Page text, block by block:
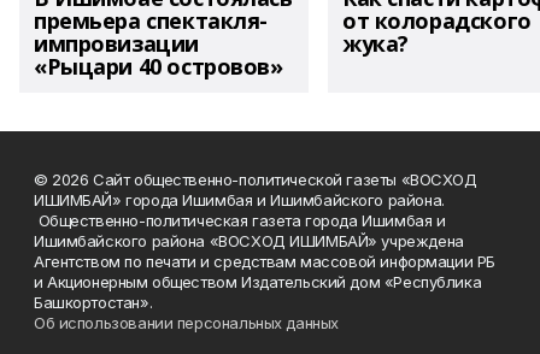
премьера спектакля-
импровизации
«Рыцари 40 островов»
от колорадского
жука?
© 2026 Сайт общественно-политической газеты «ВОСХОД
ИШИМБАЙ» города Ишимбая и Ишимбайского района.
Общественно-политическая газета города Ишимбая и
Ишимбайского района «ВОСХОД ИШИМБАЙ» учреждена
Агентством по печати и средствам массовой информации РБ
и Акционерным обществом Издательский дом «Республика
Башкортостан».
Об использовании персональных данных